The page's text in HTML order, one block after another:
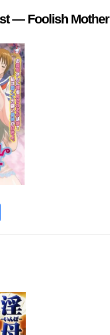
— Foolish Mother